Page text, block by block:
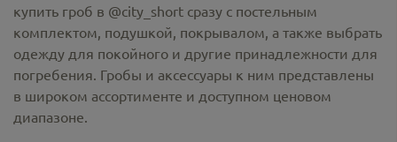
купить гроб в @city_short сразу с постельным
комплектом, подушкой, покрывалом, а также выбрать
одежду для покойного и другие принадлежности для
погребения. Гробы и аксессуары к ним представлены
в широком ассортименте и доступном ценовом
диапазоне.